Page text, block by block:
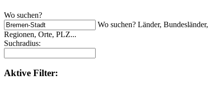
Wo suchen?
Wo suchen? Länder, Bundesländer,
Regionen, Orte, PLZ...
Suchradius:
Aktive Filter: